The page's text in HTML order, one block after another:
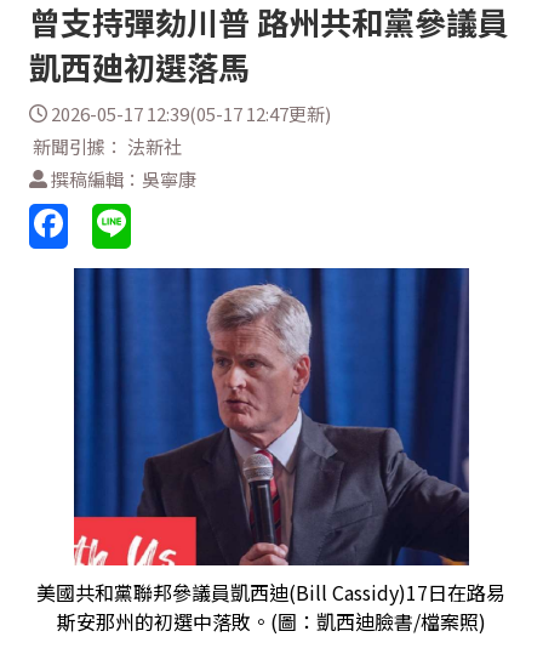
曾支持彈劾川普 路州共和黨參議員
凱西廸初選落馬
2026-05-17 12:39(05-17 12:47更新)
新聞引據： 法新社
撰稿編輯：吳寧康
美國共和黨聯邦參議員凱西迪(Bill Cassidy)17日在路易
斯安那州的初選中落敗。(圖：凱西迪臉書/檔案照)